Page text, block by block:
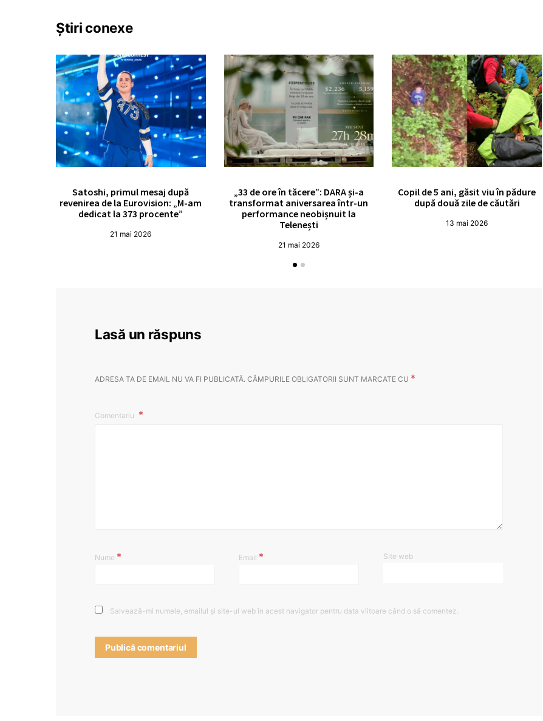
Știri conexe
Satoshi, primul mesaj după
revenirea de la Eurovision: „M-am
dedicat la 373 procente”
21 mai 2026
„33 de ore în tăcere”: DARA și-a
transformat aniversarea într-un
performance neobișnuit la
Telenești
21 mai 2026
Copil de 5 ani, găsit viu în pădure
după două zile de căutări
13 mai 2026
Lasă un răspuns
ADRESA TA DE EMAIL NU VA FI PUBLICATĂ. CÂMPURILE OBLIGATORII SUNT MARCATE CU *
Comentariu
Nume * Email * Site web
Salvează-mi numele, emailul și site-ul web în acest navigator pentru data viitoare când o să comentez.